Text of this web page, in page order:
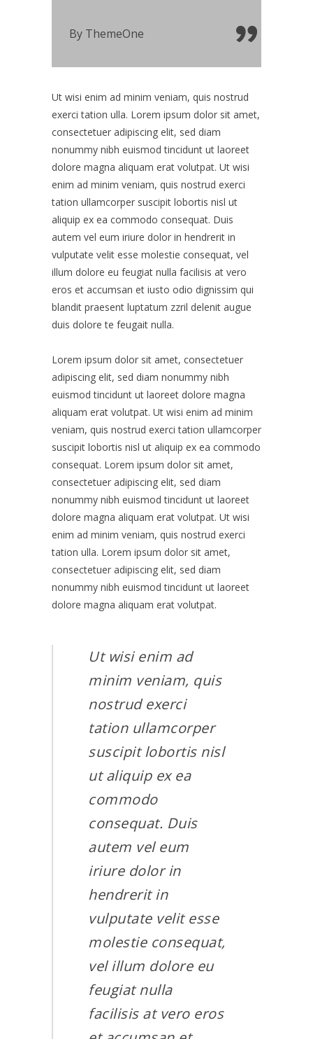
By ThemeOne
Ut wisi enim ad minim veniam, quis nostrud
exerci tation ulla. Lorem ipsum dolor sit amet,
consectetuer adipiscing elit, sed diam
nonummy nibh euismod tincidunt ut laoreet
dolore magna aliquam erat volutpat. Ut wisi
enim ad minim veniam, quis nostrud exerci
tation ullamcorper suscipit lobortis nisl ut
aliquip ex ea commodo consequat. Duis
autem vel eum iriure dolor in hendrerit in
vulputate velit esse molestie consequat, vel
illum dolore eu feugiat nulla facilisis at vero
eros et accumsan et iusto odio dignissim qui
blandit praesent luptatum zzril delenit augue
duis dolore te feugait nulla.
Lorem ipsum dolor sit amet, consectetuer
adipiscing elit, sed diam nonummy nibh
euismod tincidunt ut laoreet dolore magna
aliquam erat volutpat. Ut wisi enim ad minim
veniam, quis nostrud exerci tation ullamcorper
suscipit lobortis nisl ut aliquip ex ea commodo
consequat. Lorem ipsum dolor sit amet,
consectetuer adipiscing elit, sed diam
nonummy nibh euismod tincidunt ut laoreet
dolore magna aliquam erat volutpat. Ut wisi
enim ad minim veniam, quis nostrud exerci
tation ulla. Lorem ipsum dolor sit amet,
consectetuer adipiscing elit, sed diam
nonummy nibh euismod tincidunt ut laoreet
dolore magna aliquam erat volutpat.
Ut wisi enim ad
minim veniam, quis
nostrud exerci
tation ullamcorper
suscipit lobortis nisl
ut aliquip ex ea
commodo
consequat. Duis
autem vel eum
iriure dolor in
hendrerit in
vulputate velit esse
molestie consequat,
vel illum dolore eu
feugiat nulla
facilisis at vero eros